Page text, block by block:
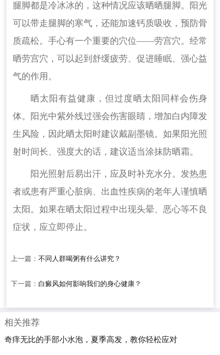
腿脚都是冷冰冰的，这种情况应该晒晒腿脚。阳光
可以带走腿脚的寒气，还能加速钙质吸收，预防骨
质疏松。手心有一个重要的穴位——劳宫穴。经常
晒劳宫穴，可以起到舒缓疲劳、促进睡眠、强心益
气的作用。
晒太阳有益健康，但过度晒太阳同样会伤身
体。阳光中紫外线过强会伤害眼睛，增加白内障发
生风险，因此晒太阳时建议戴副墨镜。如果阳光照
射时间长、强度大的话，建议适当涂抹防晒霜。
阳光照射后易出汗，应及时补充水分。发热患
者或患有严重心脏病、出血性疾病的老年人谨慎晒
太阳。如果在晒太阳过程中出现头晕、恶心等不良
症状，应立即停止。
上一篇： 不同人群喝粥有什么讲究？
下一篇： 白癜风如何影响我们的身心健康？
相关推荐
奇痒无比的手部小水泡，夏季高发，教你轻松应对